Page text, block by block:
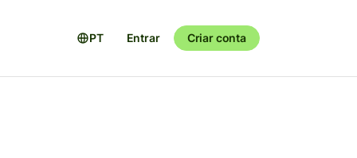
PT Entrar Criar conta